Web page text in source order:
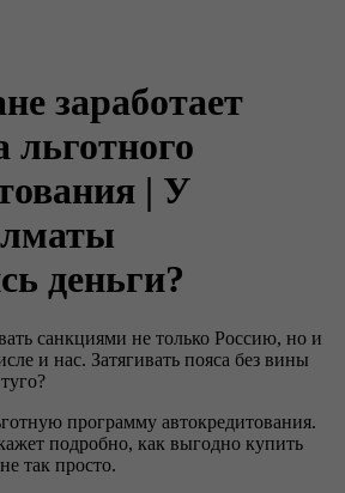
заработает
| У
деньги?
санкциями не только Россию, но и
и нас. Затягивать пояса без вины
программу автокредитования.
подробно, как выгодно купить
так просто.